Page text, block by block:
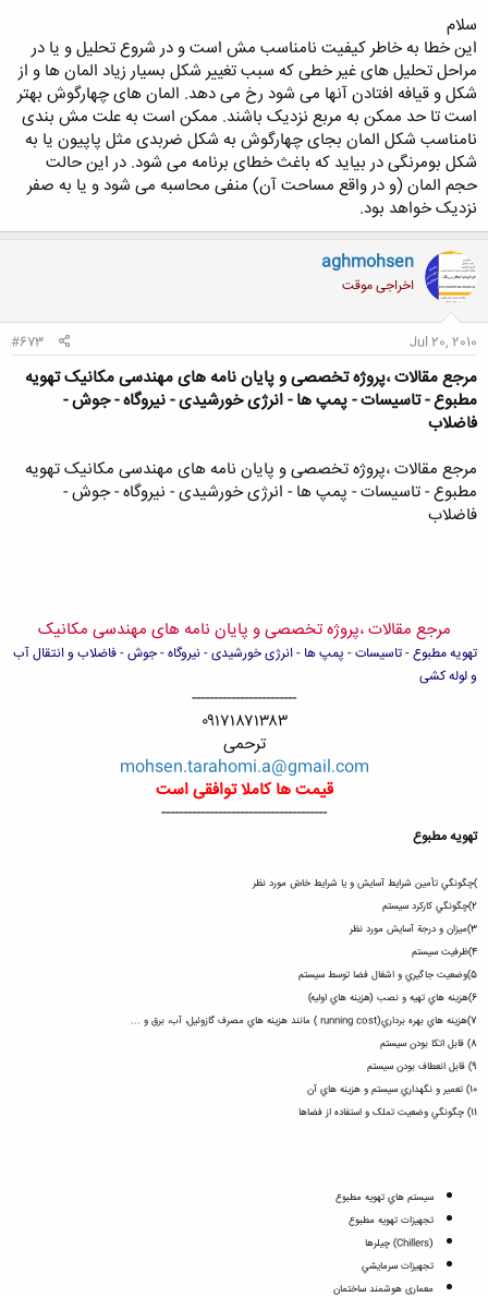
سلام
این خطا به خاطر کیفیت نامناسب مش است و در شروع تحلیل و یا در
مراحل تحلیل های غیر خطی که سبب تغییر شکل بسیار زیاد المان ها و از
شکل و قیافه افتادن آنها می شود رخ می دهد. المان های چهارگوش بهتر
است تا حد ممکن به مربع نزدیک باشند. ممکن است به علت مش بندی
نامناسب شکل المان بجای چهارگوش به شکل ضربدی مثل پاپیون یا به
شکل بومرنگی در بیاید که باغث خطای برنامه می شود. در این حالت
حجم المان (و در واقع مساحت آن) منفی محاسبه می شود و یا به صفر
نزدیک خواهد بود.
aghmohsen
اخراجی موقت
Jul 20, 2010
#673
مرجع مقالات ،پروژه تخصصی و پایان نامه های مهندسی مکانیک تهویه
مطبوع - تاسیسات - پمپ ها - انرژی خورشیدی - نیروگاه - جوش -
فاضلاب
مرجع مقالات ،پروژه تخصصی و پایان نامه های مهندسی مکانیک تهویه
مطبوع - تاسیسات - پمپ ها - انرژی خورشیدی - نیروگاه - جوش -
فاضلاب
مرجع مقالات ،پروژه تخصصی و پایان نامه های مهندسی مکانیک
تهویه مطبوع - تاسیسات - پمپ ها - انرژی خورشیدی - نیروگاه - جوش - فاضلاب و انتقال آب
و لوله کشی
------------------------​
۰۹۱۷۱۸۷۱۳۸۳​
ترحمی​
mohsen.tarahomi.a@gmail.com
قیمت ها کاملا توافقی است
--------------------------------------​
تهويه مطبوع
)چگونگي تأمين شرايط آسايش و يا شرايط خاصّ مورد نظر
2)چگونگي کارکرد سيستم
3)ميزان و درجة آسايش مورد نظر
4)ظرفيت سيستم
5)وضعيت جاگيري و اشغال فضا توسط سيستم
6)هزينه هاي تهيه و نصب (هزينه هاي اوليه)
7)هزينه هاي بهره برداري(running cost ) مانند هزينه هاي مصرف گازوئيل، آب، برق و ...
8) قابل اتکا بودن سيستم
9) قابل انعطاف بودن سيستم
10) تعمير و نگهداري سيستم و هزينه هاي آن
11) چگونگي وضعيت تملک و استفاده از فضاها
سيستم هاي تهويه مطبوع
تجهيزات تهويه مطبوع
(Chillers) چيلرها
تجهيزات سرمايشي
معماری هوشمند ساختمان